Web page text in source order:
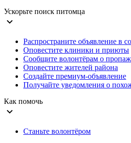
Ускорьте поиск питомца
expand_more
Распространите объявление в
Оповестите клиники и приюты
Сообщите волонтёрам о
Оповестите жителей района
Создайте премиум-объявление
Получайте уведомления о
Как помочь
expand_more
Станьте волонтёром